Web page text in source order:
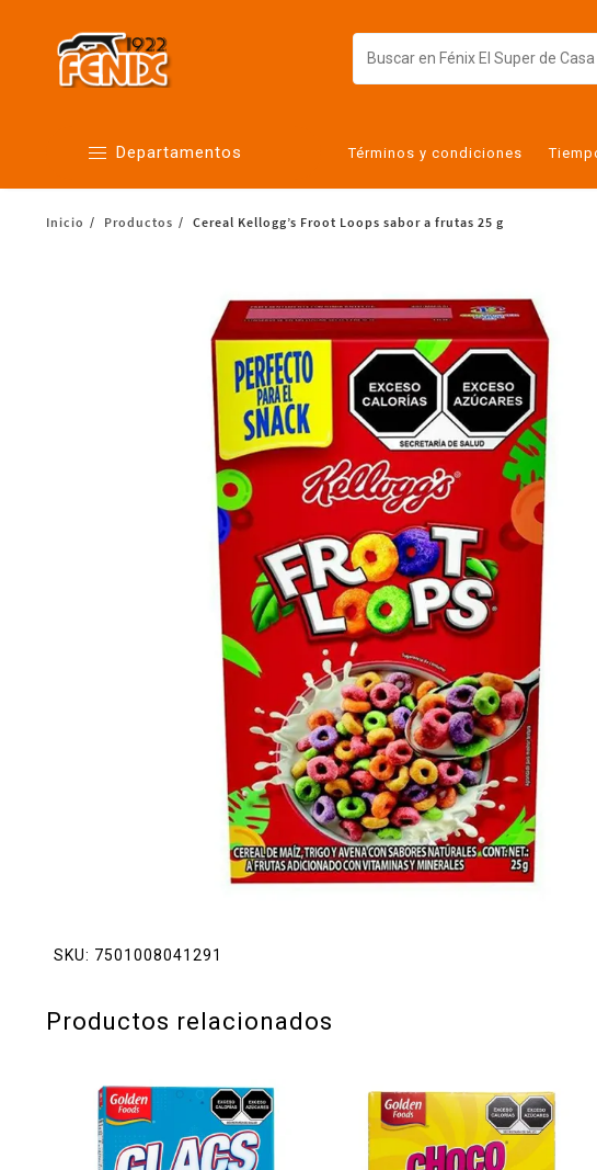
Departamentos
Alimentos
Botanas y bebidas
Cuidado de la ropa
Cuidado personal
Limpieza del hogar
Términos y condiciones
Inicio Productos Cereal Kellogg’s Froot Loops sabor a frutas 25 g
SKU: 7501008041291
Productos relacionados